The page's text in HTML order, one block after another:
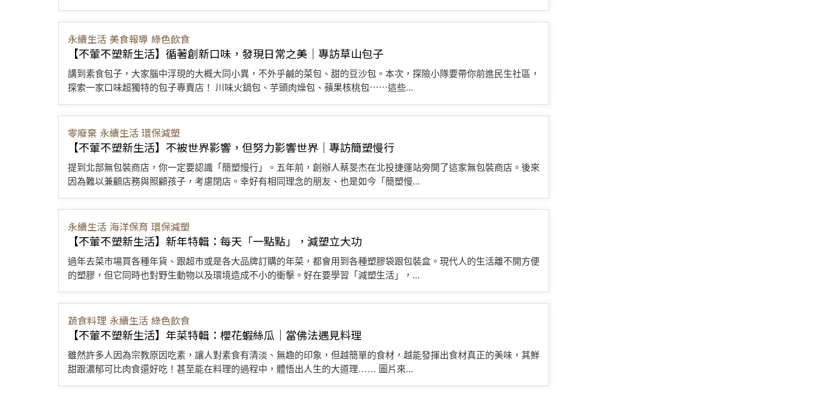
永續生活 美食報導 綠色飲食
【不葷不塑新生活】循著創新口味，發現日常之美｜專訪草山包子
講到素食包子，大家腦中浮現的大概大同小異，不外乎鹹的菜包、甜的豆沙包。本次，探險小隊要帶你前進民生社區，
探索一家口味超獨特的包子專賣店！ 川味火鍋包、芋頭肉燥包、蘋果核桃包⋯⋯這些...
零廢棄 永續生活 環保減塑
【不葷不塑新生活】不被世界影響，但努力影響世界｜專訪簡塑慢行
提到北部無包裝商店，你一定要認識「簡塑慢行」。五年前，創辦人蔡旻杰在北投捷運站旁開了這家無包裝商店。後來
因為難以兼顧店務與照顧孩子，考慮閉店。幸好有相同理念的朋友、也是如今「簡塑慢...
永續生活 海洋保育 環保減塑
【不葷不塑新生活】新年特輯：每天「一點點」，減塑立大功
過年去菜市場買各種年貨、跟超市或是各大品牌訂購的年菜，都會用到各種塑膠袋跟包裝盒。現代人的生活離不開方便
的塑膠，但它同時也對野生動物以及環境造成不小的衝擊。好在要學習「減塑生活」，...
蔬食料理 永續生活 綠色飲食
【不葷不塑新生活】年菜特輯：櫻花蝦絲瓜｜當佛法遇見料理
雖然許多人因為宗教原因吃素，讓人對素食有清淡、無趣的印象，但越簡單的食材，越能發揮出食材真正的美味，其鮮
甜跟濃郁可比肉食還好吃！甚至能在料理的過程中，體悟出人生的大道理…… 圖片來...